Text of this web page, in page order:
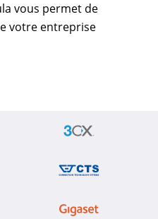
vous permet de
votre entreprise